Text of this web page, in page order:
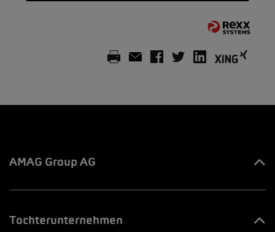
AMAG Group AG
Tochterunternehmen